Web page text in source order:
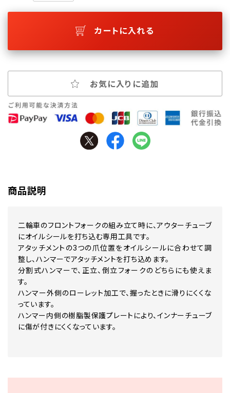
カートに入れる
お気に入りに追加
商品説明
二輪車のフロントフォークの組み立て時に、アウターチューブ
にオイルシールを打ち込む専用工具です。
アタッチメントの3つの爪位置をオイルシールに合わせて調
整し、ハンマーでアタッチメントを打ち込めます。
分割式ハンマーで、正立、倒立フォークのどちらにも使えま
す。
ハンマー外側のローレット加工で、握ったときに滑りにくくな
っています。
ハンマー内側の樹脂製保護プレートにより、インナーチューブ
に傷が付きにくくなっています。